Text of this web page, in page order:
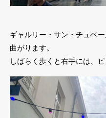
ギャルリー・サン・チュベ
曲がります。
しばらく歩くと右手には、